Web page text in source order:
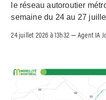
le réseau autoroutier
semaine du 24 au 27
24 juillet 2026 à 13h32 –Agent IA